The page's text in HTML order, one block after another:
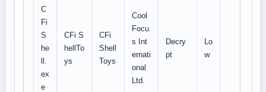
C
Fi
S
he
ll.
ex
e
CFi S
hellTo
ys
CFi
Shell
Toys
Cool
Focu
s Int
ernati
onal
Ltd.
Decry
pt
Lo
w